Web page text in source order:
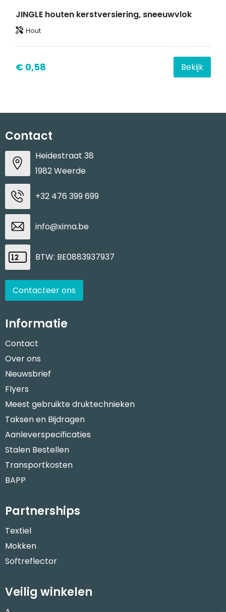
JINGLE houten kerstversiering, sneeuwvlok
Hout
€ 0,58 Bekijk
Contact
Heidestraat 38
1982 Weerde
+32 476 399 699
info@xima.be
BTW: BE0883937937
Contacteer ons
Informatie
Contact
Over ons
Nieuwsbrief
Flyers
Meest gebruikte druktechnieken
Taksen en Bijdragen
Aanleverspecificaties
Stalen Bestellen
Transportkosten
BAPP
Partnerships
Textiel
Mokken
Softreflector
Veilig winkelen